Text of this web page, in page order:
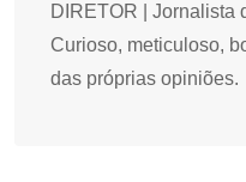
DIRETOR | Jornalista
Curioso, meticuloso,
das próprias opiniões.